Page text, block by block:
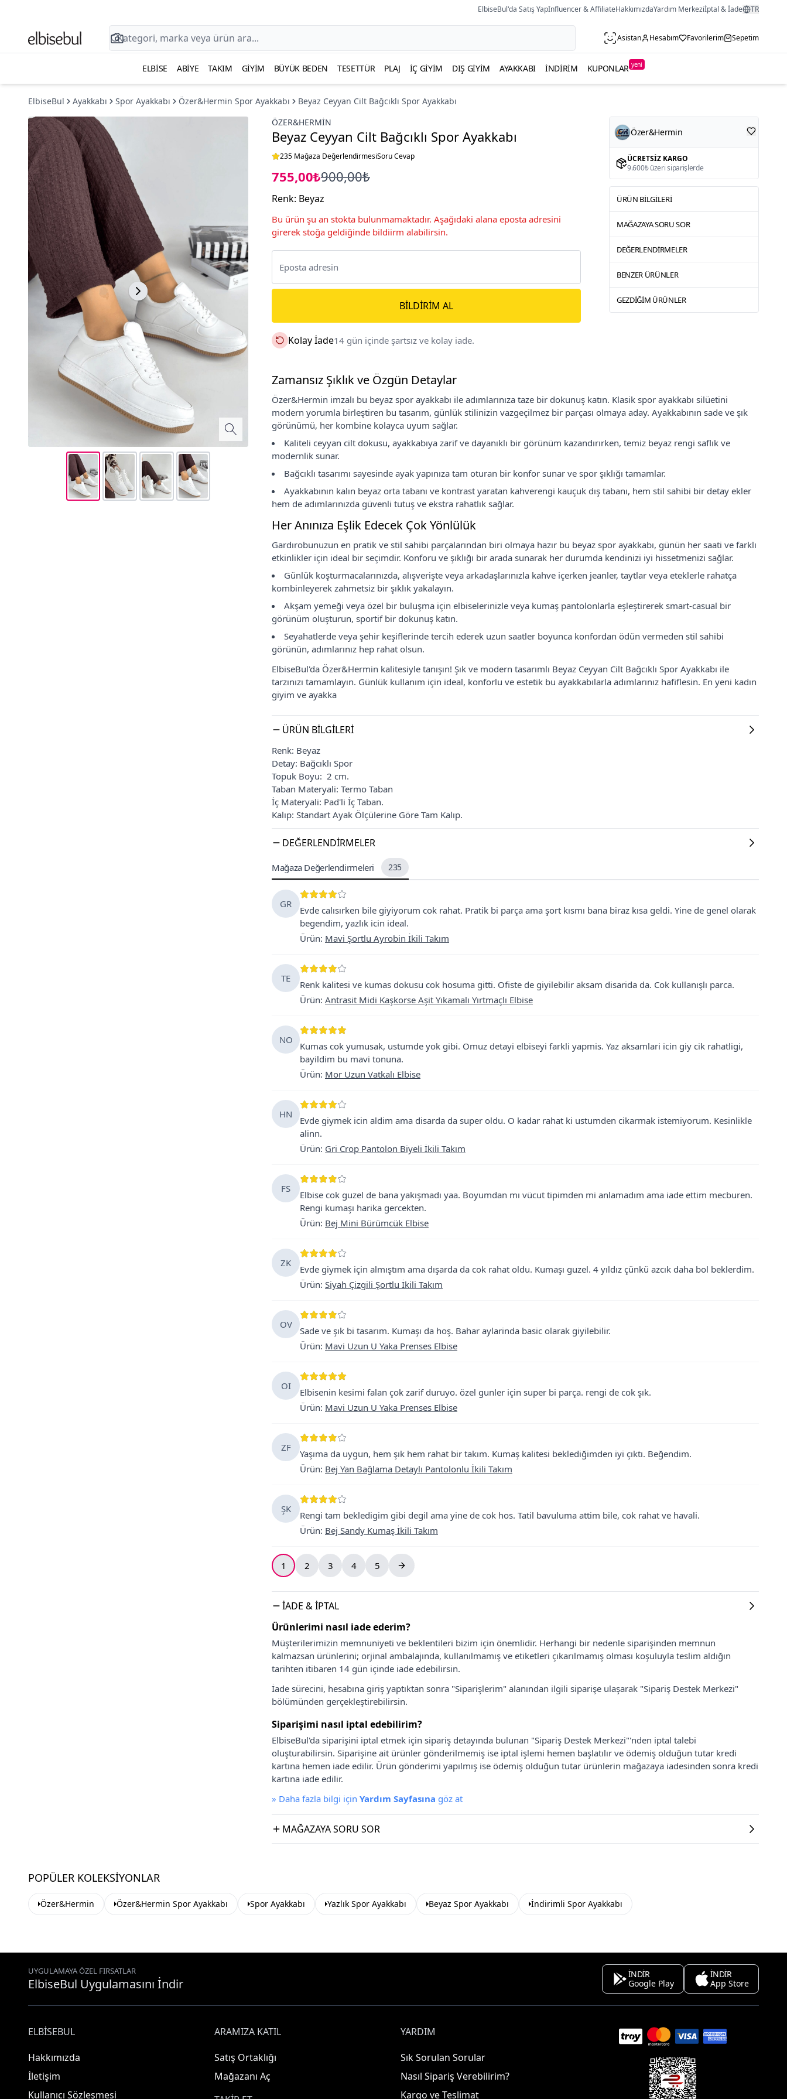
ElbiseBul'da Satış YapInfluencer & AffiliateHakkımızdaYardım Merkeziİptal & İade TR
Asistan Hesabım Favorilerim Sepetim
ELBISE ABIYE TAKIM GIYIM BÜYÜK BEDEN TESETTÜR PLAJ İÇ GIYIM DIŞ GIYIM AYAKKABI İNDIRIM KUPONLAR yeni
ElbiseBul Ayakkabı Spor Ayakkabı Özer&Hermin Spor Ayakkabı
Beyaz Ceyyan Cilt Bağcıklı Spor Ayakkabı
ÖZER&HERMIN
Beyaz Ceyyan Cilt Bağcıklı Spor Ayakkabı
235 Mağaza DeğerlendirmesiSoru Cevap
755,00₺900,00₺
Renk: Beyaz
Bu ürün şu an stokta bulunmamaktadır. Aşağıdaki alana eposta adresini
girerek stoğa geldiğinde bildiirm alabilirsin.
BILDIRIM AL
Kolay İade14 gün içinde şartsız ve kolay iade.
Özer&Hermin
ÜCRETSIZ KARGO
9.600₺ üzeri siparişlerde
ÜRÜN BILGILERI
MAĞAZAYA SORU SOR
DEĞERLENDIRMELER
BENZER ÜRÜNLER
GEZDIĞIM ÜRÜNLER
Zamansız Şıklık ve Özgün Detaylar
Özer&Hermin imzalı bu beyaz spor ayakkabı ile adımlarınıza taze bir dokunuş katın. Klasik spor ayakkabı silüetini
modern yorumla birleştiren bu tasarım, günlük stilinizin vazgeçilmez bir parçası olmaya aday. Ayakkabının sade ve şık
görünümü, her kombine kolayca uyum sağlar.
Kaliteli ceyyan cilt dokusu, ayakkabıya zarif ve dayanıklı bir görünüm kazandırırken, temiz beyaz rengi saflık ve
modernlik sunar.
Bağcıklı tasarımı sayesinde ayak yapınıza tam oturan bir konfor sunar ve spor şıklığı tamamlar.
Ayakkabının kalın beyaz orta tabanı ve kontrast yaratan kahverengi kauçuk dış tabanı, hem stil sahibi bir detay ekler
hem de adımlarınızda güvenli tutuş ve ekstra rahatlık sağlar.
Her Anınıza Eşlik Edecek Çok Yönlülük
Gardırobunuzun en pratik ve stil sahibi parçalarından biri olmaya hazır bu beyaz spor ayakkabı, günün her saati ve farklı
etkinlikler için ideal bir seçimdir. Konforu ve şıklığı bir arada sunarak her durumda kendinizi iyi hissetmenizi sağlar.
Günlük koşturmacalarınızda, alışverişte veya arkadaşlarınızla kahve içerken jeanler, taytlar veya eteklerle rahatça
kombinleyerek zahmetsiz bir şıklık yakalayın.
Akşam yemeği veya özel bir buluşma için elbiselerinizle veya kumaş pantolonlarla eşleştirerek smart-casual bir
görünüm oluşturun, sportif bir dokunuş katın.
Seyahatlerde veya şehir keşiflerinde tercih ederek uzun saatler boyunca konfordan ödün vermeden stil sahibi
görünün, adımlarınız hep rahat olsun.
ElbiseBul'da Özer&Hermin kalitesiyle tanışın! Şık ve modern tasarımlı Beyaz Ceyyan Cilt Bağcıklı Spor Ayakkabı ile
tarzınızı tamamlayın. Günlük kullanım için ideal, konforlu ve estetik bu ayakkabılarla adımlarınız hafiflesin. En yeni kadın
giyim ve ayakka
ÜRÜN BILGILERI
Renk: Beyaz
Detay: Bağcıklı Spor
Topuk Boyu: 2 cm.
Taban Materyali: Termo Taban
İç Materyali: Pad'li İç Taban.
Kalıp: Standart Ayak Ölçülerine Göre Tam Kalıp.
DEĞERLENDIRMELER
Mağaza Değerlendirmeleri 235
GR
Evde calısırken bile giyiyorum cok rahat. Pratik bi parça ama şort kısmı bana biraz kısa geldi. Yine de genel olarak
begendim, yazlık icin ideal.
Ürün: Mavi Şortlu Ayrobin İkili Takım
TE
Renk kalitesi ve kumas dokusu cok hosuma gitti. Ofiste de giyilebilir aksam disarida da. Cok kullanışlı parca.
Ürün: Antrasit Midi Kaşkorse Aşit Yıkamalı Yırtmaçlı Elbise
NO
Kumas cok yumusak, ustumde yok gibi. Omuz detayi elbiseyi farkli yapmis. Yaz aksamlari icin giy cik rahatligi,
bayildim bu mavi tonuna.
Ürün: Mor Uzun Vatkalı Elbise
HN
Evde giymek icin aldim ama disarda da super oldu. O kadar rahat ki ustumden cikarmak istemiyorum. Kesinlikle
alinn.
Ürün: Gri Crop Pantolon Biyeli İkili Takım
FS
Elbise cok guzel de bana yakışmadı yaa. Boyumdan mı vücut tipimden mi anlamadım ama iade ettim mecburen.
Rengi kumaşı harika gercekten.
Ürün: Bej Mini Bürümcük Elbise
ZK
Evde giymek için almıştım ama dışarda da cok rahat oldu. Kumaşı guzel. 4 yıldız çünkü azcık daha bol beklerdim.
Ürün: Siyah Çizgili Şortlu İkili Takım
OV
Sade ve şık bi tasarım. Kumaşı da hoş. Bahar aylarinda basic olarak giyilebilir.
Ürün: Mavi Uzun U Yaka Prenses Elbise
OI
Elbisenin kesimi falan çok zarif duruyo. özel gunler için super bi parça. rengi de cok şık.
Ürün: Mavi Uzun U Yaka Prenses Elbise
ZF
Yaşıma da uygun, hem şık hem rahat bir takım. Kumaş kalitesi beklediğimden iyi çıktı. Beğendim.
Ürün: Bej Yan Bağlama Detaylı Pantolonlu İkili Takım
ŞK
Rengi tam bekledigim gibi degil ama yine de cok hos. Tatil bavuluma attim bile, cok rahat ve havali.
Ürün: Bej Sandy Kumaş İkili Takım
1 2 3 4 5
İADE & İPTAL
Ürünlerimi nasıl iade ederim?
Müşterilerimizin memnuniyeti ve beklentileri bizim için önemlidir. Herhangi bir nedenle siparişinden memnun
kalmazsan ürünlerini; orjinal ambalajında, kullanılmamış ve etiketleri çıkarılmamış olması koşuluyla teslim aldığın
tarihten itibaren 14 gün içinde iade edebilirsin.
İade sürecini, hesabına giriş yaptıktan sonra "Siparişlerim" alanından ilgili siparişe ulaşarak "Sipariş Destek Merkezi"
bölümünden gerçekleştirebilirsin.
Siparişimi nasıl iptal edebilirim?
ElbiseBul'da siparişini iptal etmek için sipariş detayında bulunan "Sipariş Destek Merkezi"'nden iptal talebi
oluşturabilirsin. Siparişine ait ürünler gönderilmemiş ise iptal işlemi hemen başlatılır ve ödemiş olduğun tutar kredi
kartına hemen iade edilir. Ürün gönderimi yapılmış ise ödemiş olduğun tutar ürünlerin mağazaya iadesinden sonra kredi
kartına iade edilir.
» Daha fazla bilgi için Yardım Sayfasına göz at
MAĞAZAYA SORU SOR
POPÜLER KOLEKSIYONLAR
Özer&Hermin Özer&Hermin Spor Ayakkabı Spor Ayakkabı Yazlık Spor Ayakkabı Beyaz Spor Ayakkabı İndirimli Spor Ayakkabı
UYGULAMAYA ÖZEL FIRSATLAR
ElbiseBul Uygulamasını İndir
İNDİR
Google Play
İNDİR
App Store
ELBISEBUL
Hakkımızda
İletişim
Kullanıcı Sözleşmesi
ARAMIZA KATIL
Satış Ortaklığı
Mağazanı Aç
YARDIM
Sık Sorulan Sorular
Nasıl Sipariş Verebilirim?
Kargo ve Teslimat